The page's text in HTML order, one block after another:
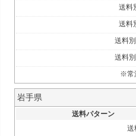
送料
送料
送料
送料
※常
岩手県
送料パターン
送